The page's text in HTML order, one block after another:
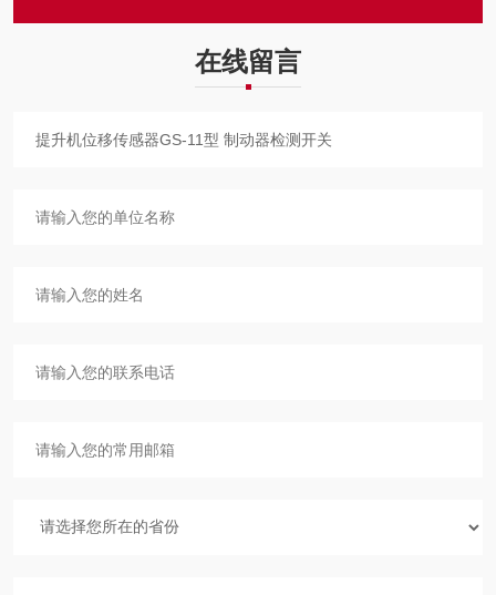
在线留言